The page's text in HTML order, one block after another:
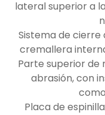
lateral superior a
Sistema de cierre
cremallera
Parte superior de
abrasión, con
Placa de